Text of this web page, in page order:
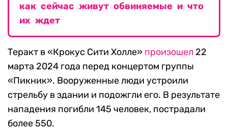
как сейчас живут обвиняемые и что
их ждет
Теракт в «Крокус Сити Холле» произошел 22
марта 2024 года перед концертом группы
«Пикник». Вооруженные люди устроили
стрельбу в здании и подожгли его. В результате
нападения погибли 145 человек, пострадали
более 550.